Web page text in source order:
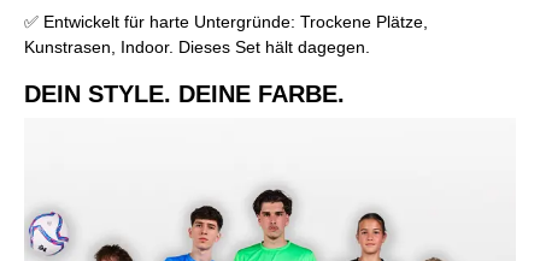
✅ Entwickelt für harte Untergründe: Trockene Plätze,
Kunstrasen, Indoor. Dieses Set hält dagegen.
DEIN STYLE. DEINE FARBE.